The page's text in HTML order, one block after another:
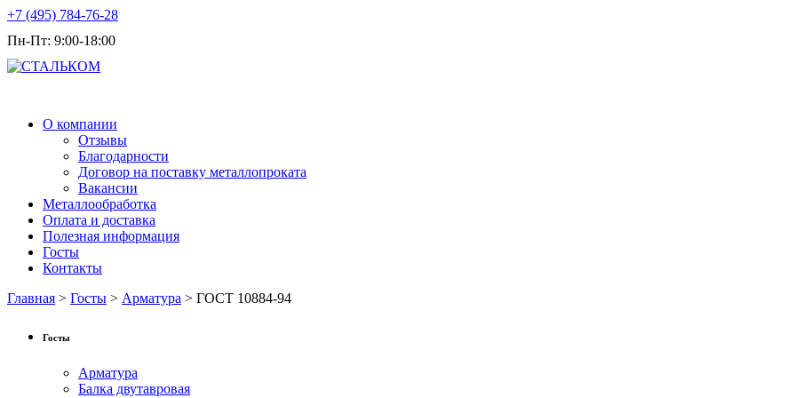
+7 (495) 784-76-28
Пн-Пт: 9:00-18:00
О компании
Отзывы
Благодарности
Договор на поставку металлопроката
Вакансии
Металлообработка
Оплата и доставка
Полезная информация
Госты
Контакты
Главная > Госты > Арматура > ГОСТ 10884-94
Госты
Арматура
Балка двутавровая